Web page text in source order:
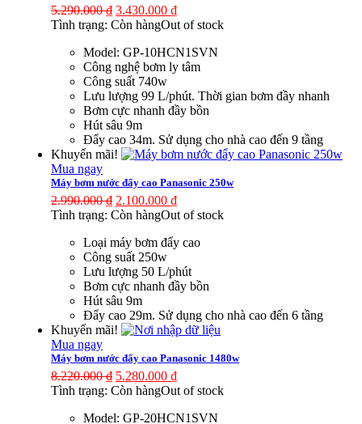
5.290.000₫ 3.430.000 ₫
Tình trạng: Còn hàngOut of stock
Model: GP-10HCN1SVN
Công nghệ bơm ly tâm
Công suất 740w
Lưu lượng 99 L/phút. Thời gian bơm đầy nhanh
Bơm cực nhanh đầy bồn
Hút sâu 9m
Đẩy cao 34m. Sử dụng cho nhà cao đến 9 tầng
Khuyến mãi!
Mua ngay
Máy bơm nước đẩy cao Panasonic 250w
2.990.000₫ 2.100.000 ₫
Tình trạng: Còn hàngOut of stock
Loại máy bơm đẩy cao
Công suất 250w
Lưu lượng 50 L/phút
Bơm cực nhanh đầy bồn
Hút sâu 9m
Đẩy cao 29m. Sử dụng cho nhà cao đến 6 tầng
Khuyến mãi!
Mua ngay
Máy bơm nước đẩy cao Panasonic 1480w
8.220.000₫ 5.280.000 ₫
Tình trạng: Còn hàngOut of stock
Model: GP-20HCN1SVN